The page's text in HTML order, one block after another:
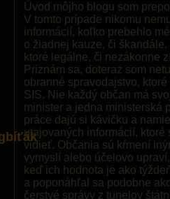
Úvod môjho blogu som
V tomto prípade nikomu
informácií, koľko prebehlo
o žiadnej kauze, či
ktoré legálne, či nezákonne
Priznám sa, doteraz som
obranné spravodajstvo,
SIS. Nie každý občan má
minister a jedna ministerská
práce dajú si kávičku a
utajovaných informácií, ktoré
vidieť. Občania sú kŕmení
vymyslí alebo účelovo
keď ich hodnota je ako
a poponáhľal sa podobne
čerstvé správy z tunelov